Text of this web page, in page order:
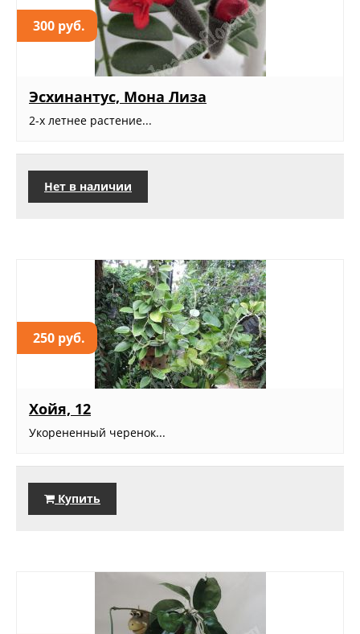
300 руб.
Эсхинантус, Мона Лиза
2-х летнее растение...
Нет в наличии
250 руб.
Хойя, 12
Укорененный черенок...
Купить